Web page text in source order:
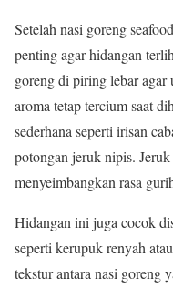
Setelah nasi goreng
penting agar hidangan
goreng di piring lebar agar
aroma tetap tercium saat
sederhana seperti irisan
potongan jeruk nipis.
menyeimbangkan rasa
Hidangan ini juga cocok
seperti kerupuk renyah
tekstur antara nasi goreng